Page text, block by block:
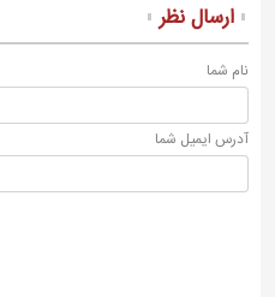
ارسال نظر
نام شما
آدرس ايميل شما